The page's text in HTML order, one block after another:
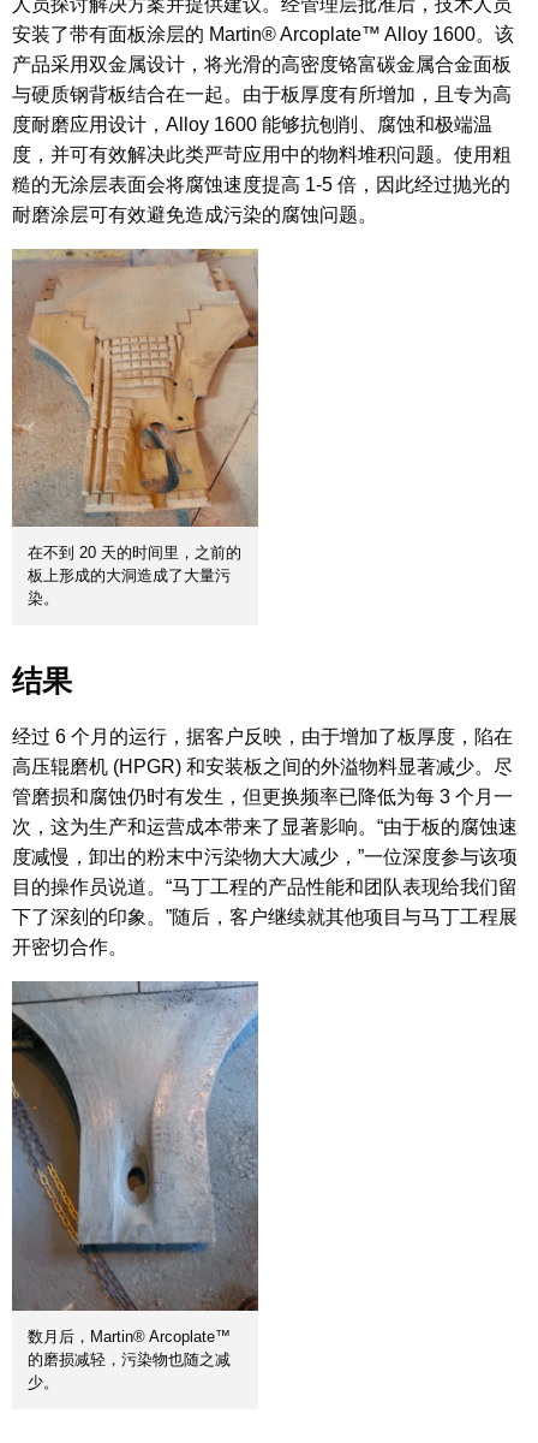
安装了带有面板涂层的 Martin® Arcoplate™ Alloy 1600。该
产品采用双金属设计，将光滑的高密度铬富碳金属合金面板
与硬质钢背板结合在一起。由于板厚度有所增加，且专为高
度耐磨应用设计，Alloy 1600 能够抗刨削、腐蚀和极端温
度，并可有效解决此类严苛应用中的物料堆积问题。使用粗
糙的无涂层表面会将腐蚀速度提高 1-5 倍，因此经过抛光的
耐磨涂层可有效避免造成污染的腐蚀问题。
在不到 20 天的时间里，之前的
板上形成的大洞造成了大量污
染。
结果
经过 6 个月的运行，据客户反映，由于增加了板厚度，陷在
高压辊磨机 (HPGR) 和安装板之间的外溢物料显著减少。尽
管磨损和腐蚀仍时有发生，但更换频率已降低为每 3 个月一
次，这为生产和运营成本带来了显著影响。“由于板的腐蚀速
度减慢，卸出的粉末中污染物大大减少，”一位深度参与该项
目的操作员说道。“马丁工程的产品性能和团队表现给我们留
下了深刻的印象。”随后，客户继续就其他项目与马丁工程展
开密切合作。
数月后，Martin® Arcoplate™
的磨损减轻，污染物也随之减
少。